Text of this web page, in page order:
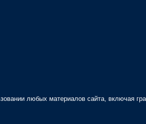
любых материалов сайта, включая